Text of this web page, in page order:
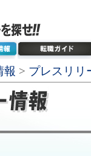
報 > プレスリリ